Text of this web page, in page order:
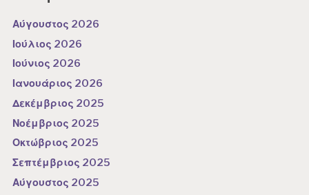
Αύγουστος 2026
Ιούλιος 2026
Ιούνιος 2026
Ιανουάριος 2026
Δεκέμβριος 2025
Νοέμβριος 2025
Οκτώβριος 2025
Σεπτέμβριος 2025
Αύγουστος 2025